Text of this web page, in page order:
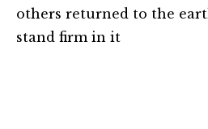
others returned to the
stand firm in it